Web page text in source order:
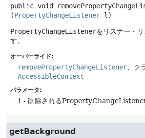
public void
(PropertyChangeListener l)
PropertyChangeListenerをリスナー・
す。
オーバーライド:
removePropertyChangeListener 、ク
AccessibleContext
パラメータ:
l - 削除される
getBackground